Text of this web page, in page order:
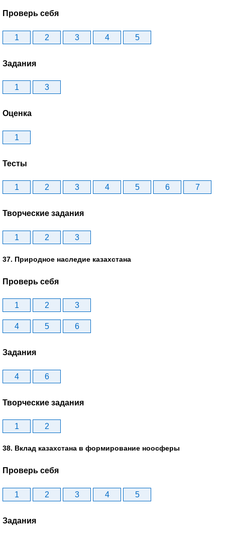
Проверь себя
1 2 3 4 5
Задания
1 3
Оценка
1
Тесты
1 2 3 4 5 6 7
Творческие задания
1 2 3
37. Природное наследие казахстана
Проверь себя
1 2 3
4 5 6
Задания
4 6
Творческие задания
1 2
38. Вклад казахстана в формирование ноосферы
Проверь себя
1 2 3 4 5
Задания